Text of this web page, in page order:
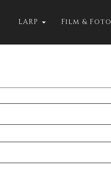
LARP Film & Foto